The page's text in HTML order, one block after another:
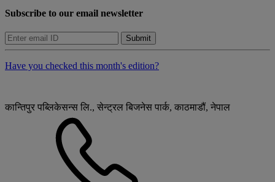
Subscribe to our email newsletter
Submit
Have you checked this month's edition?
कान्तिपुर पब्लिकेसन्स लि., सेन्ट्रल बिजनेस पार्क, काठमाडौं, नेपाल